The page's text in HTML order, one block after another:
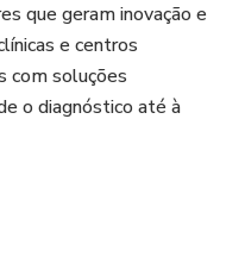
que geram inovação e
e centros
com soluções
o diagnóstico até à
odontológica,